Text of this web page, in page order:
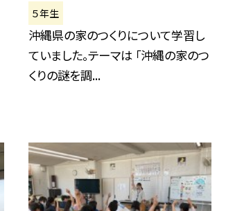
５年生
沖縄県の家のつくりについて学習し
ていました。テーマは 「沖縄の家のつ
くりの謎を調...